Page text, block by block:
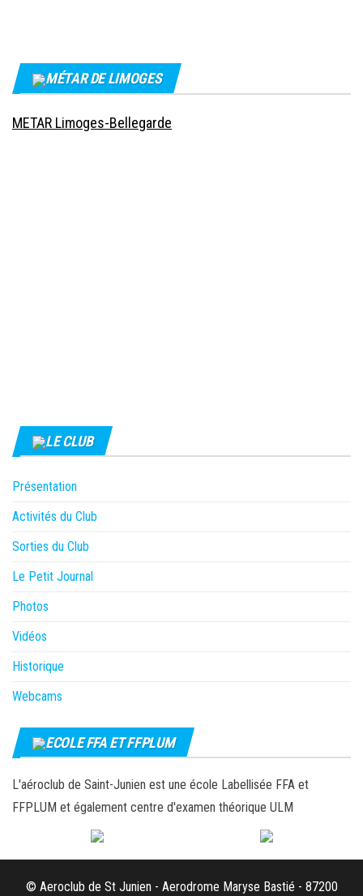
MÉTAR DE LIMOGES
METAR Limoges-Bellegarde
LE CLUB
Présentation
Activités du Club
Sorties du Club
Le Petit Journal
Photos
Vidéos
Historique
Webcams
ECOLE FFA ET FFPLUM
L'aéroclub de Saint-Junien est une école Labellisée FFA et
FFPLUM et également centre d'examen théorique ULM
© Aeroclub de St Junien - Aerodrome Maryse Bastié - 87200